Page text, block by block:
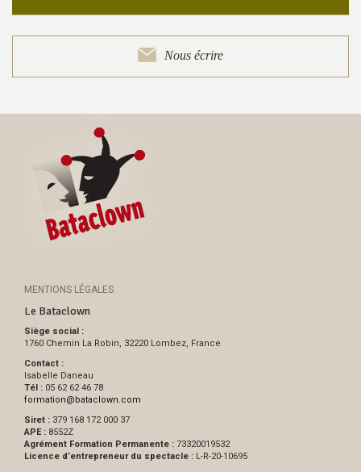
Nous écrire
MENTIONS LÉGALES
Le Bataclown
Siège social :
1760 Chemin La Robin, 32220 Lombez, France
Contact :
Isabelle Daneau
Tél : 05 62 62 46 78
formation@ bataclown.com
Siret : 379 168 172 000 37
APE : 8552Z
Agrément Formation Permanente : 73320019532
Licence d’entrepreneur du spectacle : L-R-20-10695